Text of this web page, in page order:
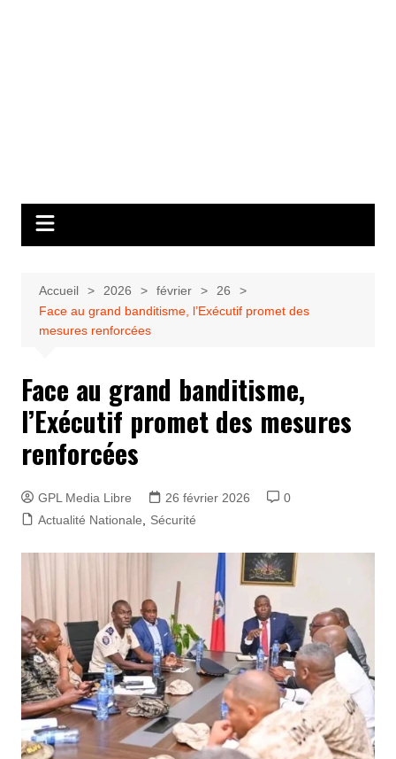
Accueil 2026 février
26
Face au grand banditisme, l’Exécutif promet des
mesures renforcées
Face au grand banditisme,
l’Exécutif promet des mesures
renforcées
GPL Media Libre 26 février 2026
0
Actualité Nationale
Sécurité